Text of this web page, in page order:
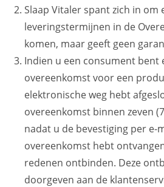
Slaap Vitaler spant zich in om
leveringstermijnen in de
komen, maar geeft geen
Indien u een consument bent
overeenkomst voor een
elektronische weg hebt
overeenkomst binnen zeven
nadat u de bevestiging per e-
overeenkomst hebt
redenen ontbinden. Deze
doorgeven aan de